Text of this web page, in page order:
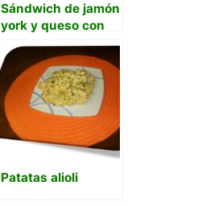
Sándwich de jamón
york y queso con
pepino, manzana y
alioli.
Patatas alioli